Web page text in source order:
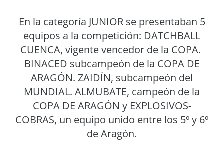
En la categoría JUNIOR se presentaban 5
equipos a la competición: DATCHBALL
CUENCA, vigente vencedor de la COPA.
BINACED subcampeón de la COPA DE
ARAGÓN. ZAIDÍN, subcampeón del
MUNDIAL. ALMUBATE, campeón de la
COPA DE ARAGÓN y EXPLOSIVOS-
COBRAS, un equipo unido entre los 5º y 6º
de Aragón.